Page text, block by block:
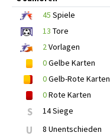
45 Spiele
13 Tore
2Vorlagen
0Gelbe Karten
0Gelb-Rote Karten
0Rote Karten
S 14 Siege
U 8 Unentschieden